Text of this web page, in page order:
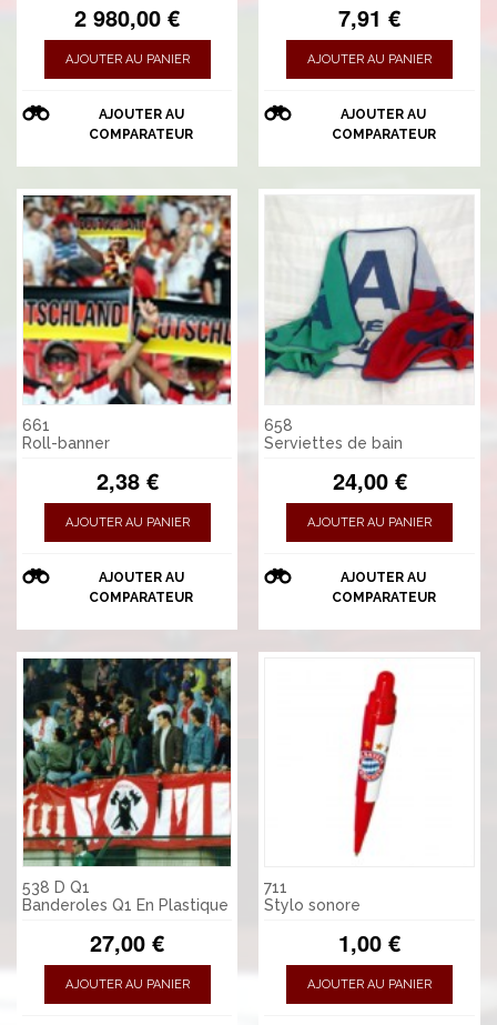
2 980,00 €
AJOUTER AU PANIER
AJOUTER AU
COMPARATEUR
7,91 €
AJOUTER AU PANIER
AJOUTER AU
COMPARATEUR
661
Roll-banner
2,38 €
AJOUTER AU PANIER
AJOUTER AU
COMPARATEUR
658
Serviettes de bain
24,00 €
AJOUTER AU PANIER
AJOUTER AU
COMPARATEUR
538 D Q1
Banderoles Q1 En Plastique
27,00 €
AJOUTER AU PANIER
711
Stylo sonore
1,00 €
AJOUTER AU PANIER